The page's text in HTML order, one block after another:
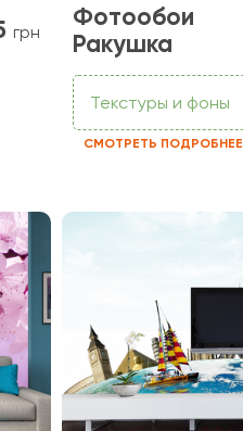
грн
Фотообои
Ракушка
Текстуры и фоны
СМОТРЕТЬ ПОДРОБНЕЕ